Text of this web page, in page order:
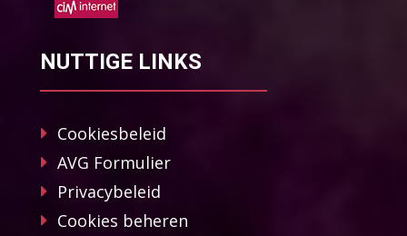
NUTTIGE LINKS
Cookiesbeleid
AVG Formulier
Privacybeleid
Cookies beheren